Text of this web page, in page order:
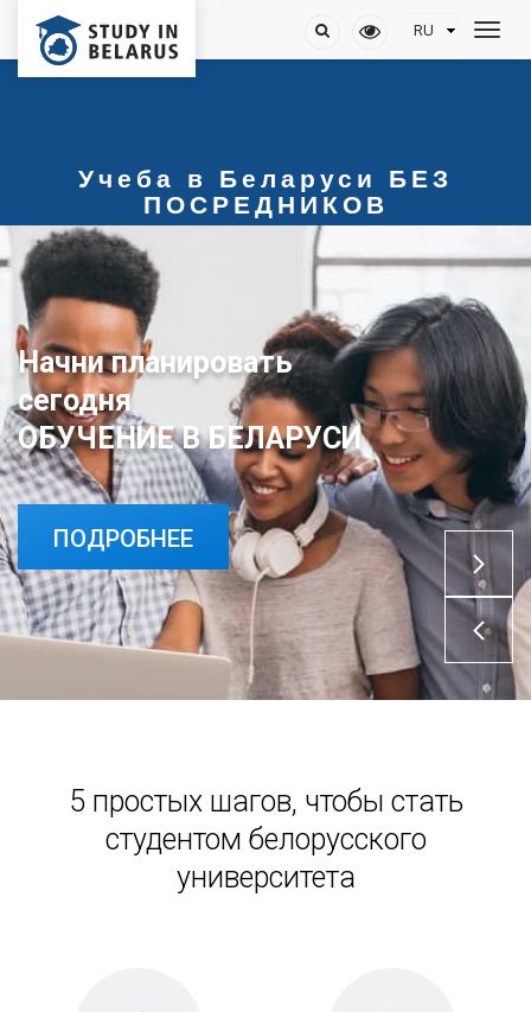
Учеба в Беларуси БЕЗ
ПОСРЕДНИКОВ
Начни планировать
сегодня
ОБУЧЕНИЕ В БЕЛАРУСИ
ПОДРОБНЕЕ
5 простых шагов, чтобы стать
студентом белорусского
университета